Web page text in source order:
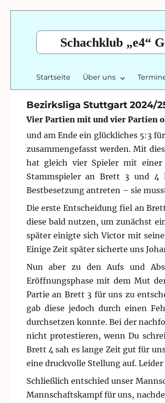
Schachklub „e4“
Startseite Über uns
Bezirksliga Stuttgart 2024/
Vier Partien mit und vier Partien
und am Ende ein glückliches 5:3
zusammengefasst werden. Mit
hat gleich vier Spieler mit einer
Stammspieler an Brett 3 und 4
Bestbesetzung antreten – sie
Die erste Entscheidung fiel an
diese bald nutzen, um zunächst
später einigte sich Victor mit
Einige Zeit später sicherte uns
Nun aber zu den Aufs und
Eröffnungsphase mit dem Mut
Partie an Brett 3 für uns zu
gab diese jedoch durch einen
durchsetzen konnte. Bei der
nicht protestieren, wenn Du
Brett 4 sah es lange Zeit gut für
eine druckvolle Stellung auf.
Schließlich entschied unser
Mannschaftskampf für uns,